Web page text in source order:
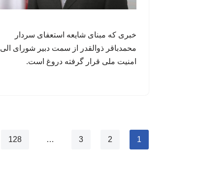
خبری که مبنای شایعه استعفای سردار
محمدباقر ذوالقدر از سمت دبیر شورای الی
امنیت ملی قرار گرفته دروغ است.
1
2
3
…
128